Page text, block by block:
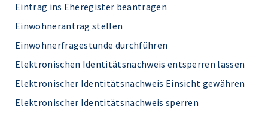
Eintrag ins Eheregister beantragen
Einwohnerantrag stellen
Einwohnerfragestunde durchführen
Elektronischen Identitätsnachweis entsperren lassen
Elektronischer Identitätsnachweis Einsicht gewähren
Elektronischer Identitätsnachweis sperren